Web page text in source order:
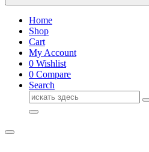
Home
Shop
Cart
My Account
0 Wishlist
0 Compare
Search
Поиск
для: